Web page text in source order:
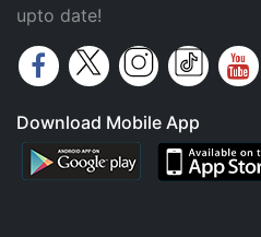
upto date!
Download Mobile App